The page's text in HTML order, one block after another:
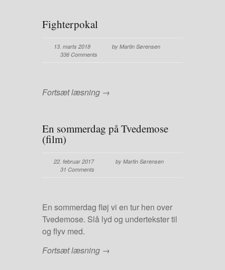
Fighterpokal
13. marts 2018
by Martin Sørensen
336 Comments
Fortsæt læsning →
En sommerdag på Tvedemose
(film)
22. februar 2017
by Martin Sørensen
31 Comments
En sommerdag fløj vi en tur hen over
Tvedemose. Slå lyd og undertekster til
og flyv med.
Fortsæt læsning →